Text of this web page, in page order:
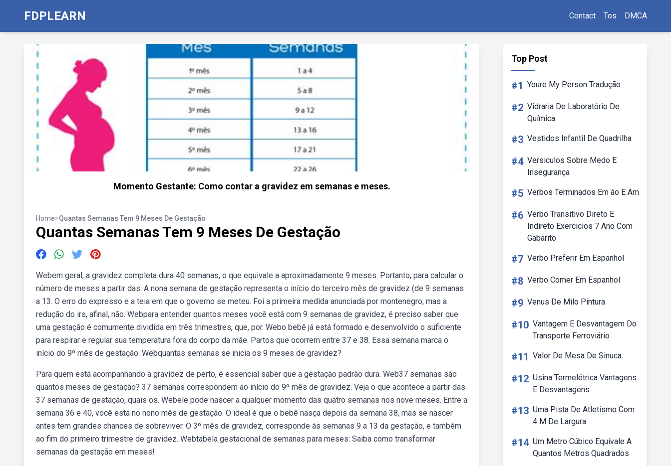
FDPLEARN Contact Tos DMCA
Momento Gestante: Como contar a gravidez em semanas e meses.
Home>Quantas Semanas Tem 9 Meses De Gestação
Quantas Semanas Tem 9 Meses De Gestação
Webem geral, a gravidez completa dura 40 semanas, o que equivale a aproximadamente 9 meses. Portanto, para calcular o
número de meses a partir das. A nona semana de gestação representa o início do terceiro mês de gravidez (de 9 semanas
a 13. O erro do expresso e a teia em que o governo se meteu. Foi a primeira medida anunciada por montenegro, mas a
redução do irs, afinal, não. Webpara entender quantos meses você está com 9 semanas de gravidez, é preciso saber que
uma gestação é comumente dividida em três trimestres, que, por. Webo bebê já está formado e desenvolvido o suficiente
para respirar e regular sua temperatura fora do corpo da mãe. Partos que ocorrem entre 37 e 38. Essa semana marca o
início do 9º mês de gestação. Webquantas semanas se inicia os 9 meses de gravidez?
Para quem está acompanhando a gravidez de perto, é essencial saber que a gestação padrão dura. Web37 semanas são
quantos meses de gestação? 37 semanas correspondem ao início do 9º mês de gravidez. Veja o que acontece a partir das
37 semanas de gestação, quais os. Webele pode nascer a qualquer momento das quatro semanas nos nove meses. Entre a
semana 36 e 40, você está no nono mês de gestação. O ideal é que o bebê nasça depois da semana 38, mas se nascer
antes tem grandes chances de sobreviver. O 3º mês de gravidez, corresponde às semanas 9 a 13 da gestação, e também
ao fim do primeiro trimestre de gravidez. Webtabela gestacional de semanas para meses: Saiba como transformar
semanas da gestação em meses!
Top Post
#1 Youre My Person Tradução
#2 Vidraria De Laboratório De
Química
#3 Vestidos Infantil De Quadrilha
#4 Versiculos Sobre Medo E
Insegurança
#5 Verbos Terminados Em ão E Am
#6 Verbo Transitivo Direto E
Indireto Exercicios 7 Ano Com
Gabarito
#7 Verbo Preferir Em Espanhol
#8 Verbo Comer Em Espanhol
#9 Venus De Milo Pintura
#10 Vantagem E Desvantagem Do
Transporte Ferroviário
#11 Valor De Mesa De Sinuca
#12 Usina Termelétrica Vantagens
E Desvantagens
#13 Uma Pista De Atletismo Com
4 M De Largura
#14 Um Metro Cúbico Equivale A
Quantos Metros Quadrados